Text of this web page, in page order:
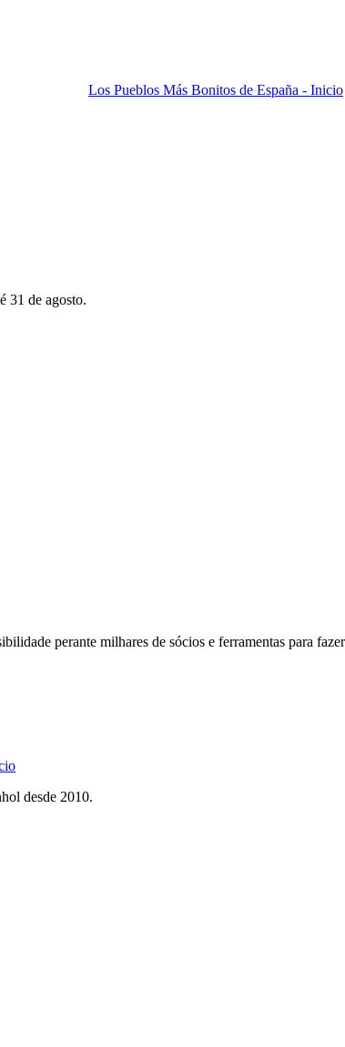
Los Pueblos Más Bonitos de España - Inicio
31 de agosto.
perante milhares de sócios e ferramentas para
desde 2010.